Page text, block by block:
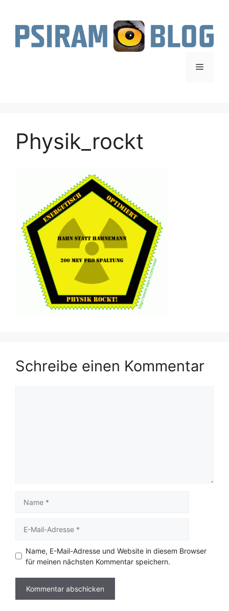
springen
Menü
Physik_rockt
Schreibe einen Kommentar
Mail-
Name, E-Mail-Adresse und Website in diesem Browser
für meinen nächsten Kommentar speichern.